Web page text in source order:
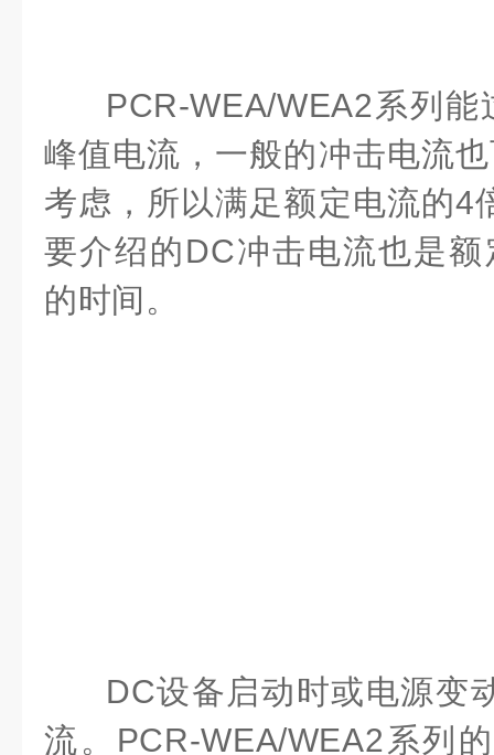
PCR-WEA/WEA2系列
峰值电流，一般的冲击电流
考虑，所以满足额定电流的4
要介绍的DC冲击电流也是
的时间。
DC设备启动时或电源变
流。 PCR-WEA/WEA2系列